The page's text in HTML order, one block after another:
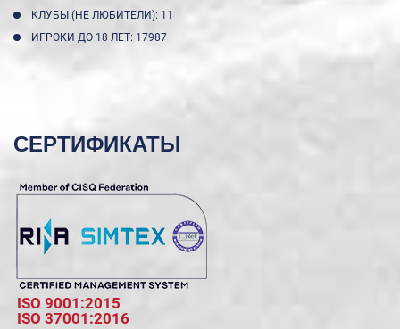
КЛУБЫ (НЕ ЛЮБИТЕЛИ): 11
ИГРОКИ ДО 18 ЛЕТ: 17987
СЕРТИФИКАТЫ
ISO 9001:2015
ISO 37001:2016